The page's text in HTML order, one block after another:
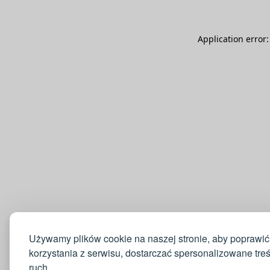
Używamy plików cookie na naszej stronie, aby
korzystania z serwisu, dostarczać spersonalizowane
Application